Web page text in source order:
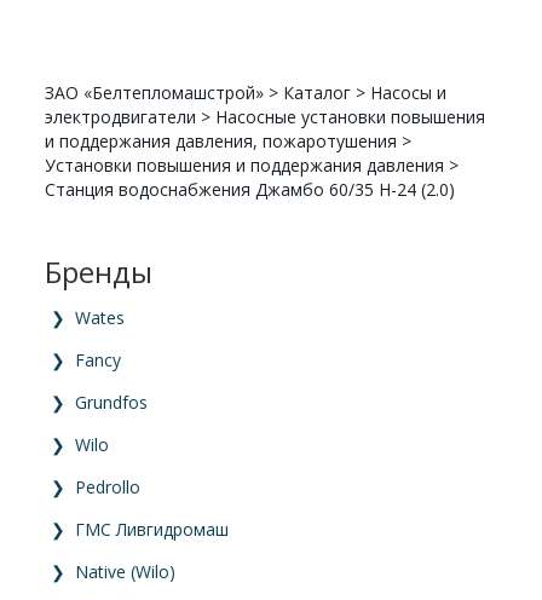
ЗАО «Белтепломашстрой» > Каталог > Насосы и
электродвигатели > Насосные установки повышения
и поддержания давления, пожаротушения >
Установки повышения и поддержания давления >
Станция водоснабжения Джамбо 60/35 Н-24 (2.0)
Бренды
❯ Wates
❯ Fancy
❯ Grundfos
❯ Wilo
❯ Pedrollo
❯ ГМС Ливгидромаш
❯ Native (Wilo)